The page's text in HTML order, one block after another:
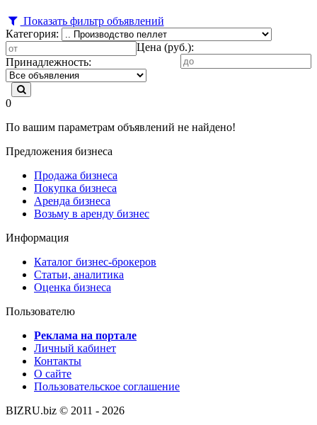
Показать фильтр объявлений
Категория:
Цена (руб.):
Принадлежность:
0
По вашим параметрам объявлений не найдено!
Предложения бизнеса
Продажа бизнеса
Покупка бизнеса
Аренда бизнеса
Возьму в аренду бизнес
Информация
Каталог бизнес-брокеров
Статьи, аналитика
Оценка бизнеса
Пользователю
Реклама на портале
Личный кабинет
Контакты
О сайте
Пользовательское соглашение
BIZRU.biz © 2011 - 2026